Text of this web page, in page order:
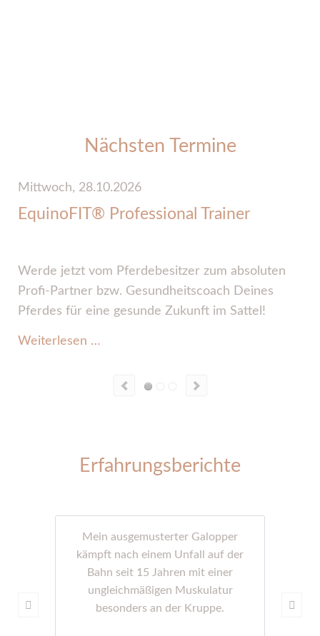
Nächsten Termine
Mittwoch, 28.10.2026
EquinoFIT® Professional Trainer
Werde jetzt vom Pferdebesitzer zum absoluten
Profi-Partner bzw. Gesundheitscoach Deines
Pferdes für eine gesunde Zukunft im Sattel!
Weiterlesen …EquinoFIT®
Erfahrungsberichte
Mein ausgemusterter Galopper
kämpft nach einem Unfall auf der
Bahn seit 15 Jahren mit einer
ungleichmäßigen Muskulatur
besonders an der Kruppe.